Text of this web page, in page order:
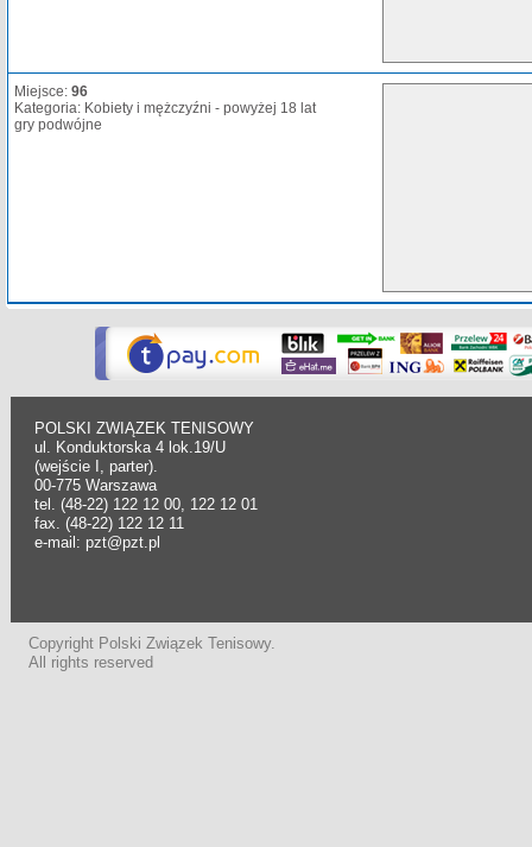
Miejsce: 96
Kategoria: Kobiety i mężczyźni - powyżej 18 lat
gry podwójne
POLSKI ZWIĄZEK TENISOWY
ul. Konduktorska 4 lok.19/U
(wejście I, parter).
00-775 Warszawa
tel. (48-22) 122 12 00, 122 12 01
fax. (48-22) 122 12 11
e-mail: pzt@pzt.pl
Copyright Polski Związek Tenisowy.
All rights reserved